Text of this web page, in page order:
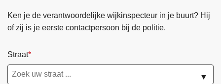
Ken je de verantwoordelijke wijkinspecteur in je buurt? Hij
of zij is je eerste contactpersoon bij de politie.
Straat
▼